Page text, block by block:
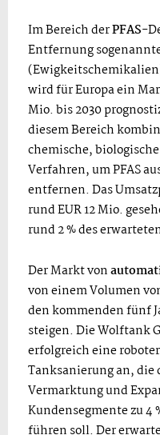
Im Bereich derPFAS-
Entfernung
wird für Europa ein
Mio. bis 2030
diesem Bereich
chemische,
Verfahren, um PFAS
entfernen. Das
rund EUR 12 Mio.
rund 2 % des
Der Markt von
von einem Volumen
den kommenden fünf
steigen. Die Wolftank
erfolgreich eine
Tanksanierung an,
Vermarktung und
Kundensegmente zu 4
führen soll. Der